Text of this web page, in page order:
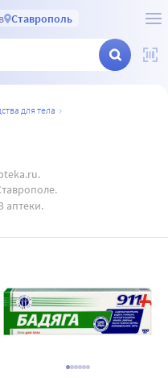
в Ставрополь
для тела
аптеки.